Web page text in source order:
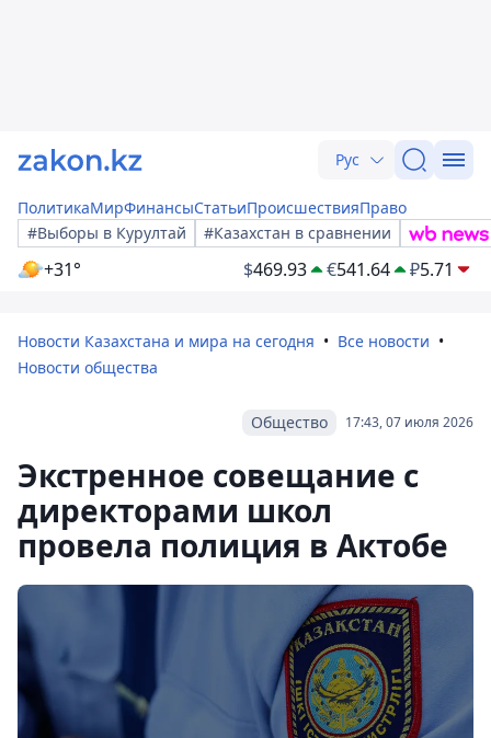
Рус
ПолитикаМирФинансыСтатьиПроисшествияПраво
#Выборы в Курултай
#Казахстан в сравнении
+31° $469.93 €541.64 ₽5.71
Новости Казахстана и мира на сегодня
Все новости
Новости общества
17:43, 07 июля 2026
Общество
Экстренное совещание с
директорами школ
провела полиция в Актобе